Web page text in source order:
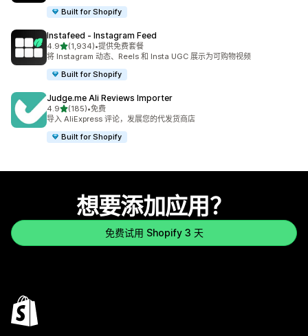
Built for Shopify
Instafeed ‑ Instagram Feed
4.9星（满分 5 星）
(1,934)
总共 1934 条评论
•提供免费套餐
将 Instagram 动态、Reels 和 Insta UGC 展示为可购物视频
Built for Shopify
Judge.me Ali Reviews Importer
4.9星（满分 5 星）
(185)
总共 185 条评论
•免费
导入 AliExpress 评论，发展您的代发货商店
Built for Shopify
想要添加应用？
免费试用 Shopify 3 天